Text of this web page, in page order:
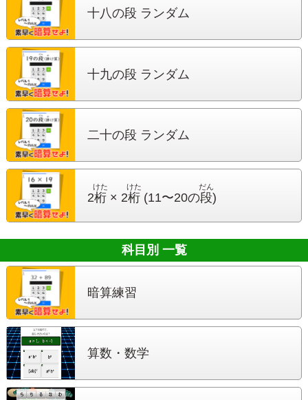
十八の段 ランダム
十九の段 ランダム
二十の段 ランダム
2桁
けた
× 2桁
けた
(11〜20の段
だん
)
科目別 一覧
暗算練習
算数・数学